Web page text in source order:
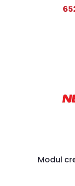
Modul